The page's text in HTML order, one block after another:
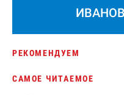
РЕКОМЕНДУЕМ
САМОЕ ЧИТАЕМОЕ